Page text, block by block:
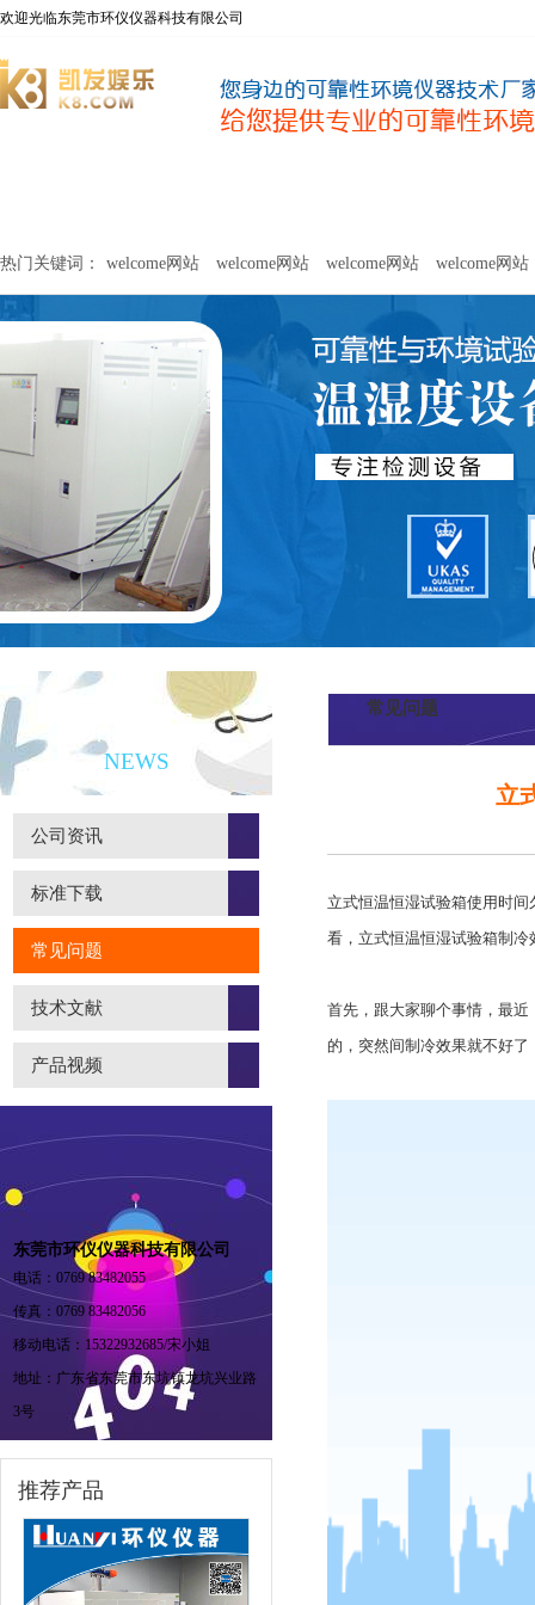
欢迎光临东莞市环仪仪器科技有限公司
关于环仪 联系环仪
热门关键词： welcome网站 welcome网站 welcome网站 welcome网站
网站 welcome网站
新闻资讯
NEWS
公司资讯
标准下载
常见问题
技术文献
产品视频
东莞市环仪仪器科技有限公司
电话：0769 83482055
传真：0769 83482056
移动电话：15322932685/宋小姐
地址：广东省东莞市东坑镇龙坑兴业路
3号
推荐产品
常见问题
立
立式恒温恒湿试验箱使用时
看， 立式恒温恒湿试验箱制冷
首先，跟大家聊个事情，最
的，突然间制冷效果就不好